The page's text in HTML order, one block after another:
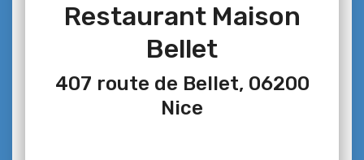
Restaurant Maison
Bellet
407 route de Bellet, 06200
Nice